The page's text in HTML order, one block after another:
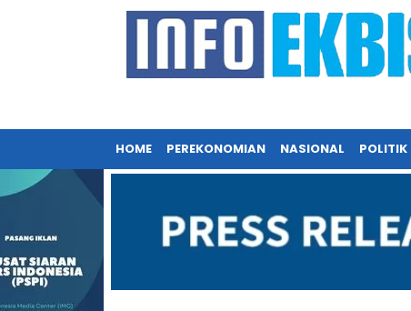
HOME PEREKONOMIAN NASIONAL POLITIK